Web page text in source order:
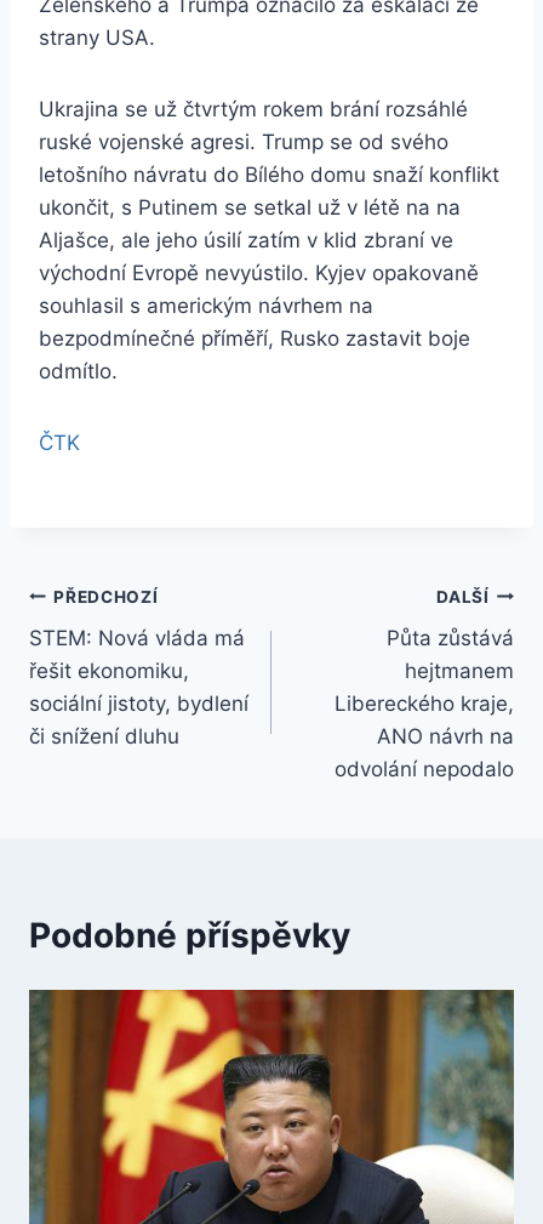
Zelenského a Trumpa označilo za eskalaci ze
strany USA.
Ukrajina se už čtvrtým rokem brání rozsáhlé
ruské vojenské agresi. Trump se od svého
letošního návratu do Bílého domu snaží konflikt
ukončit, s Putinem se setkal už v létě na na
Aljašce, ale jeho úsilí zatím v klid zbraní ve
východní Evropě nevyústilo. Kyjev opakovaně
souhlasil s americkým návrhem na
bezpodmínečné příměří, Rusko zastavit boje
odmítlo.
ČTK
Navigace
pro
příspěvek
PŘEDCHOZÍ
STEM: Nová vláda má
řešit ekonomiku,
sociální jistoty, bydlení
či snížení dluhu
DALŠÍ
Půta zůstává
hejtmanem
Libereckého kraje,
ANO návrh na
odvolání nepodalo
Podobné příspěvky